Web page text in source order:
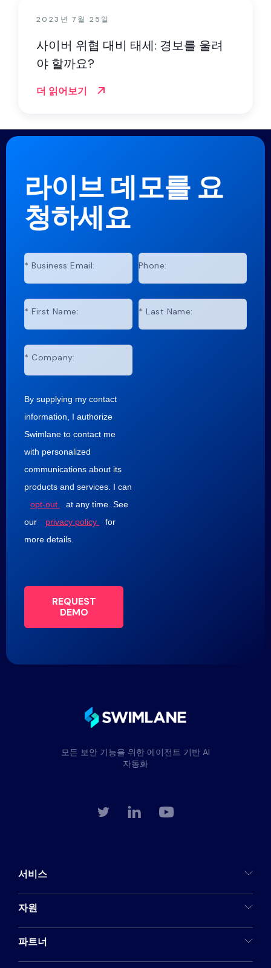
2023년 7월 25일
사이버 위협 대비 태세: 경보를 울려
야 할까요?
더 읽어보기
라이브 데모를 요
청하세요
* Business Email: Phone:
* First Name: * Last Name:
* Company:
By supplying my contact
information, I authorize
Swimlane to contact me
with personalized
communications about its
products and services. I can
opt-out
at any time. See
our
privacy policy
for
more details.
REQUEST
DEMO
모든 보안 기능을 위한 에이전트 기반 AI
자동화
서비스
자원
파트너